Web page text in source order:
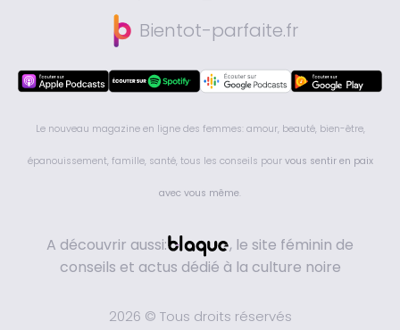
Bientot-parfaite.fr
Le nouveau magazine en ligne des femmes: amour, beauté, bien-être,
épanouissement, famille, santé, tous les conseils pour vous sentir en paix
avec vous même
A découvrir aussi:
, le site féminin de
conseils et actus dédié à la culture noire
2026 © Tous droits réservés